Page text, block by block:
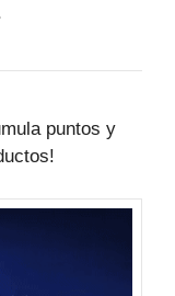
puntos y